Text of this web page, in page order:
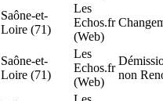
Saône-et-
Loire (71)
Les
Echos.fr
(Web)
Saône-et-
Loire (71)
Les
Echos.fr
(Web)
non